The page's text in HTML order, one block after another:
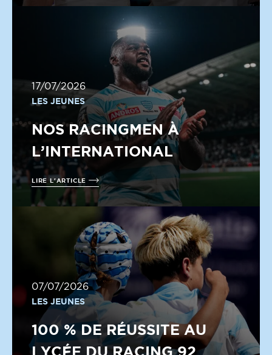
17/07/2026
LES JEUNES
NOS RACINGMEN À
L’INTERNATIONAL
LIRE L'ARTICLE
07/07/2026
LES JEUNES
100 % DE RÉUSSITE AU
LYCÉE DU RACING 92